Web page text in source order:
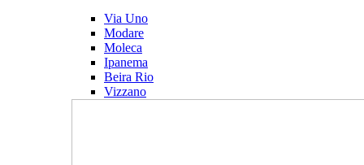
Via Uno
Modare
Moleca
Ipanema
Beira Rio
Vizzano